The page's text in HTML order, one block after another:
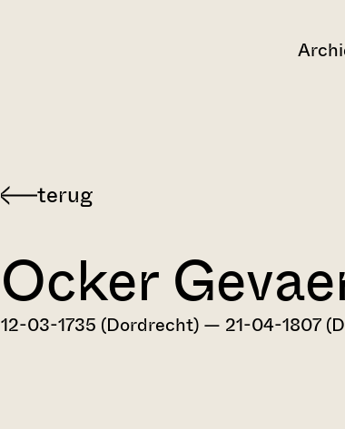
Terug
Dordts
biografisch
woordenboek
Ocker
12-03-1735 (Dordrecht) — 21-04-1807